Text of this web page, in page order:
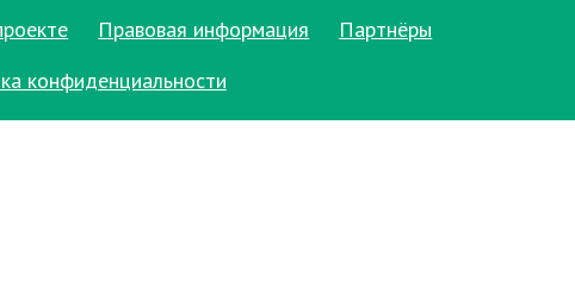
Правовая информация
Партнёры
конфиденциальности